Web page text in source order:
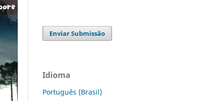
Enviar Submissão
Idioma
Português (Brasil)